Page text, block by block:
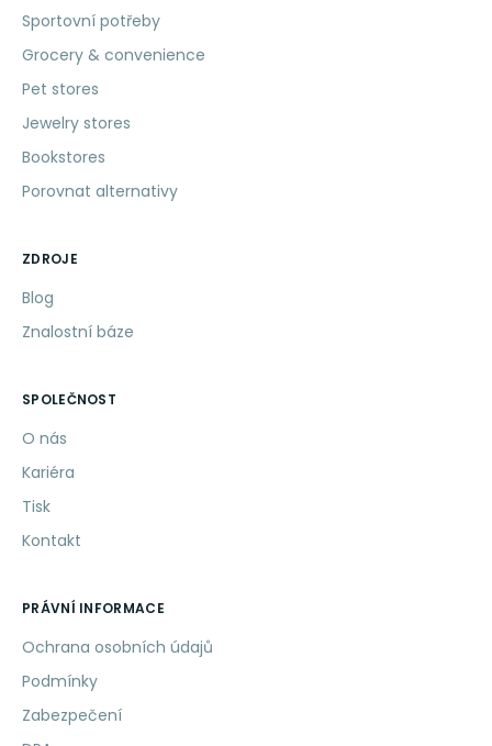
Sportovní potřeby
Grocery & convenience
Pet stores
Jewelry stores
Bookstores
Porovnat alternativy
ZDROJE
Blog
Znalostní báze
SPOLEČNOST
O nás
Kariéra
Tisk
Kontakt
PRÁVNÍ INFORMACE
Ochrana osobních údajů
Podmínky
Zabezpečení